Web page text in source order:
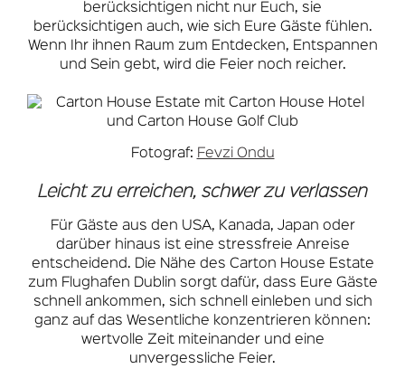
berücksichtigen nicht nur Euch, sie
berücksichtigen auch, wie sich Eure Gäste fühlen.
Wenn Ihr ihnen Raum zum Entdecken, Entspannen
und Sein gebt, wird die Feier noch reicher.
Fotograf: Fevzi Ondu
Leicht zu erreichen, schwer zu verlassen
Für Gäste aus den USA, Kanada, Japan oder
darüber hinaus ist eine stressfreie Anreise
entscheidend. Die Nähe des Carton House Estate
zum Flughafen Dublin sorgt dafür, dass Eure Gäste
schnell ankommen, sich schnell einleben und sich
ganz auf das Wesentliche konzentrieren können:
wertvolle Zeit miteinander und eine
unvergessliche Feier.